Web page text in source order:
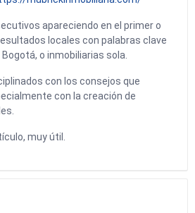
apareciendo en el primer o
locales con palabras clave
o inmobiliarias sola.
con los consejos que
con la creación de
muy útil.